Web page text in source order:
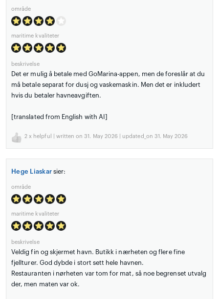
område
maritime kvaliteter
beskrivelse
Det er mulig å betale med GoMarina-appen, men de foreslår at du
må betale separat for dusj og vaskemaskin. Men det er inkludert
hvis du betaler havneavgiften.
[translated from English with AI]
2 x helpful | written on 31. May 2026 | updated_on 31. May 2026
Hege Liaskar sier:
område
maritime kvaliteter
beskrivelse
Veldig fin og skjermet havn. Butikk i nærheten og flere fine
fjellturer. God dybde i stort sett hele havnen.
Restauranten i nørheten var tom for mat, så noe begrenset utvalg
der, men maten var ok.